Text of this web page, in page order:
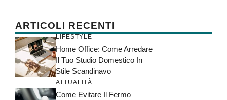
ARTICOLI RECENTI
LIFESTYLE
Home Office: Come Arredare
Il Tuo Studio Domestico In
Stile Scandinavo
ATTUALITÀ
Come Evitare Il Fermo